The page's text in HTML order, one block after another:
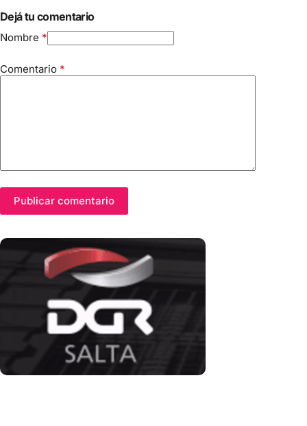
Dejá tu comentario
Nombre *
Comentario *
Publicar comentario